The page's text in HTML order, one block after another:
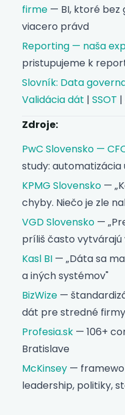
firme — BI, ktoré bez
viacero právd
Reporting — naša
pristupujeme k
Slovník: Data
Validácia dát | SSOT |
Zdroje:
PwC Slovensko —
study:
KPMG Slovensko —
chyby. Niečo je zle
VGD Slovensko —
príliš často vytvárajú
Kasl BI — „Dáta sa
a iných systémov"
BizWize —
dát pre stredné firmy
Profesia.sk — 106+
Bratislave
McKinsey —
leadership, politiky,